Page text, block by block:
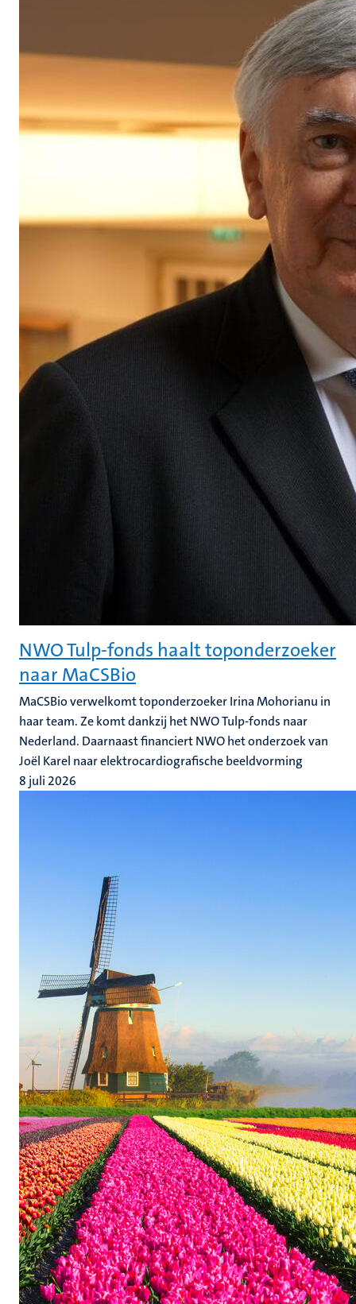
NWO Tulp-fonds haalt toponderzoeker
naar MaCSBio
MaCSBio verwelkomt toponderzoeker Irina Mohorianu in
haar team. Ze komt dankzij het NWO Tulp-fonds naar
Nederland. Daarnaast financiert NWO het onderzoek van
Joël Karel naar elektrocardiografische beeldvorming
8 juli 2026